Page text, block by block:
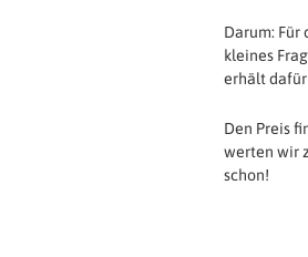
Darum: Für
kleines
erhält dafür
Den Preis
werten wir
schon!